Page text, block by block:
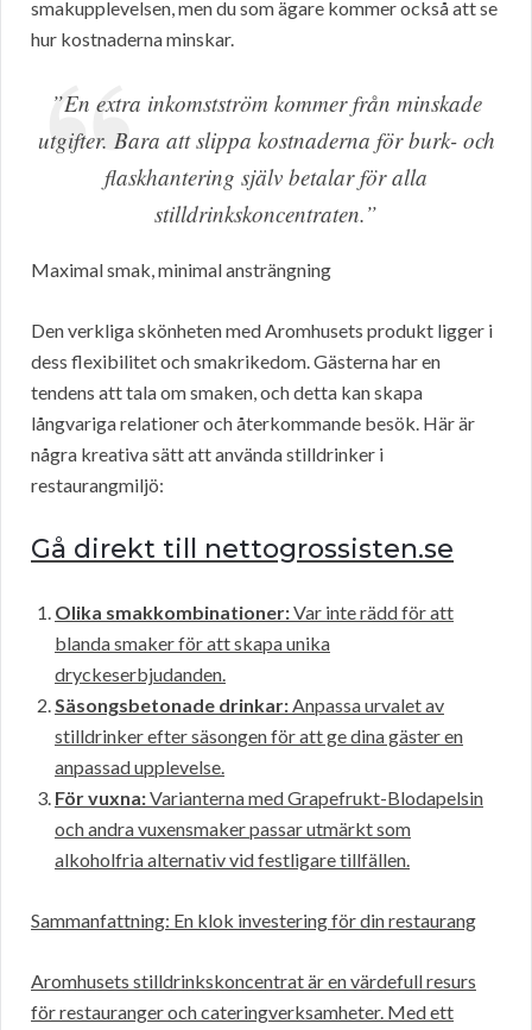
smakupplevelsen, men du som ägare kommer också att se
hur kostnaderna minskar.
”En extra inkomstström kommer från minskade
utgifter. Bara att slippa kostnaderna för burk- och
flaskhantering själv betalar för alla
stilldrinkskoncentraten.”
Maximal smak, minimal ansträngning
Den verkliga skönheten med Aromhusets produkt ligger i
dess flexibilitet och smakrikedom. Gästerna har en
tendens att tala om smaken, och detta kan skapa
långvariga relationer och återkommande besök. Här är
några kreativa sätt att använda stilldrinker i
restaurangmiljö:
Gå direkt till nettogrossisten.se
Olika smakkombinationer:Var inte rädd för att
blanda smaker för att skapa unika
dryckeserbjudanden.
Säsongsbetonade drinkar:Anpassa urvalet av
stilldrinker efter säsongen för att ge dina gäster en
anpassad upplevelse.
För vuxna:Varianterna med Grapefrukt-Blodapelsin
och andra vuxensmaker passar utmärkt som
alkoholfria alternativ vid festligare tillfällen.
Sammanfattning: En klok investering för din restaurang
Aromhusets stilldrinkskoncentrat är en värdefull resurs
för restauranger och cateringverksamheter. Med ett